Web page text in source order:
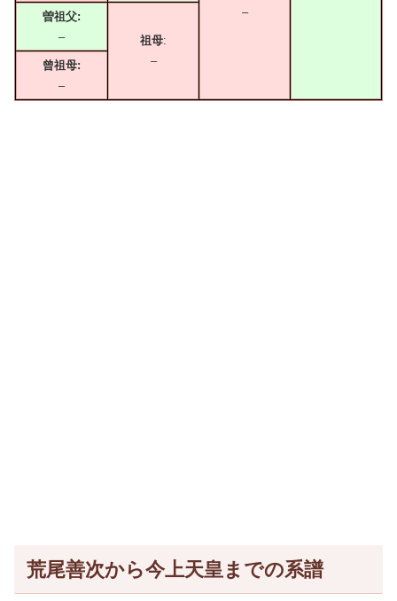
–
曽祖父:
–
祖母:
–
曾祖母:
–
荒尾善次から今上天皇までの系譜